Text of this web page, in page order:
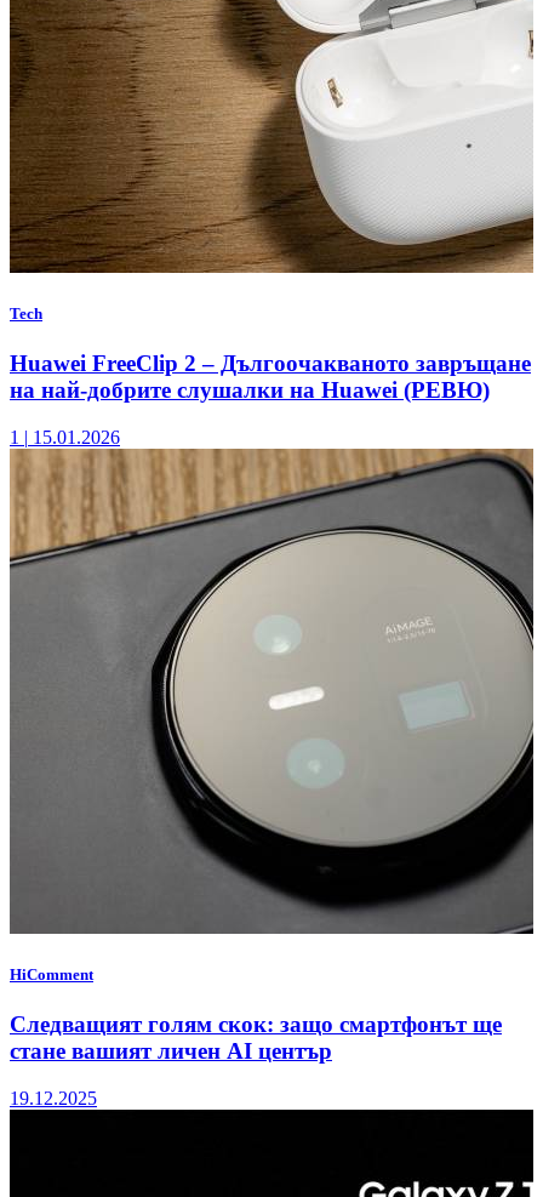
Tech
Huawei FreeClip 2 – Дългоочакваното завръщане
на най-добрите слушалки на Huawei (РЕВЮ)
1 | 15.01.2026
HiComment
Следващият голям скок: защо смартфонът ще
стане вашият личен AI център
19.12.2025